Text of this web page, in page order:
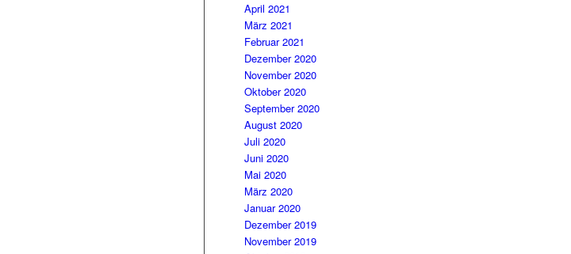
April 2021
März 2021
Februar 2021
Dezember 2020
November 2020
Oktober 2020
September 2020
August 2020
Juli 2020
Juni 2020
Mai 2020
März 2020
Januar 2020
Dezember 2019
November 2019